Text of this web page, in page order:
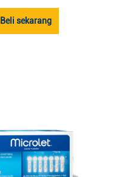
Beli sekarang